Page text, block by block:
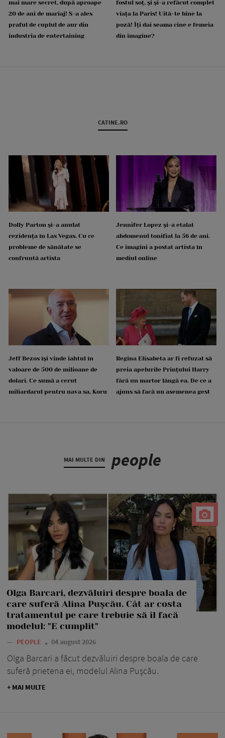
mai mare secret, după aproape
20 de ani de mariaj! S-a ales
praful de cuplul de aur din
industria de entertaining
fostul soț, și și-a refăcut complet
viața la Paris! Uită-te bine la
poză! Îți dai seama cine e femeia
din imagine?
CATINE.RO
Dolly Parton și-a anulat
rezidența în Las Vegas. Cu ce
probleme de sănătate se
confruntă artista
Jennifer Lopez și-a etalat
abdomenul tonifiat la 56 de ani.
Ce imagini a postat artista în
mediul online
Jeff Bezos își vinde iahtul în
valoare de 500 de milioane de
dolari. Ce sumă a cerut
miliardarul pentru nava sa, Koru
Regina Elisabeta ar fi refuzat să
preia apelurile Prințului Harry
fără un martor lângă ea. De ce a
ajuns să facă un asemenea gest
MAI MULTE DIN people
Olga Barcari, dezvăluiri despre boala de
care suferă Alina Pușcău. Cât ar costa
tratamentul pe care trebuie să îl facă
modelul: "E cumplit"
— PEOPLE 04 august 2026
Olga Barcari a făcut dezvăluiri despre boala de care
suferă prietena ei, modelul Alina Pușcău.
+ MAI MULTE